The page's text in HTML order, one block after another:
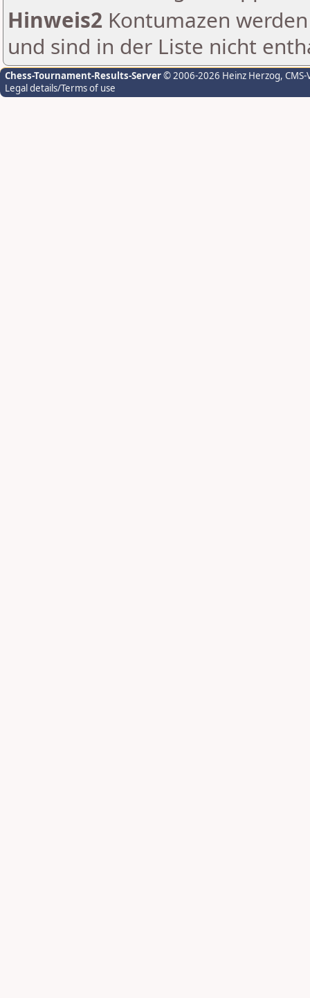
Hinweis2 Kontumazen
und sind in der Liste nicht
Chess-Tournament-Results-Server© 2006-2026 Heinz Herzog,
Legal details/Terms of use